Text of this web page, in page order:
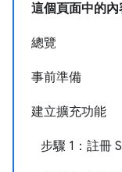
這個頁面中的內
總覽
事前準備
建立擴充功能
步驟 1：註冊